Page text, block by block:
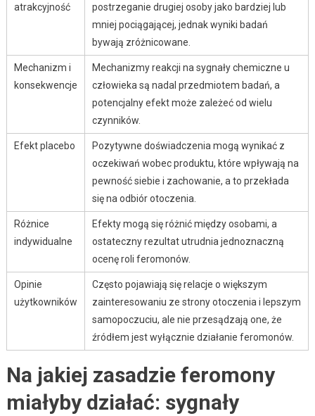
atrakcyjność
postrzeganie drugiej osoby jako bardziej lub
mniej pociągającej, jednak wyniki badań
bywają zróżnicowane.
Mechanizm i
konsekwencje
Mechanizmy reakcji na sygnały chemiczne u
człowieka są nadal przedmiotem badań, a
potencjalny efekt może zależeć od wielu
czynników.
Efekt placebo
Pozytywne doświadczenia mogą wynikać z
oczekiwań wobec produktu, które wpływają na
pewność siebie i zachowanie, a to przekłada
się na odbiór otoczenia.
Różnice
indywidualne
Efekty mogą się różnić między osobami, a
ostateczny rezultat utrudnia jednoznaczną
ocenę roli feromonów.
Opinie
użytkowników
Często pojawiają się relacje o większym
zainteresowaniu ze strony otoczenia i lepszym
samopoczuciu, ale nie przesądzają one, że
źródłem jest wyłącznie działanie feromonów.
Na jakiej zasadzie feromony
miałyby działać: sygnały